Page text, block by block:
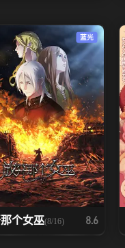
蓝光
个女巫(8/16) 8.6